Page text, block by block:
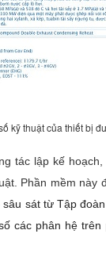
kỹ thuật của thiết bị
tác lập kế
Phần mềm
sát từ Tập
các phân hệ